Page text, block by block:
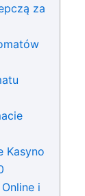
za
Kasyno
i